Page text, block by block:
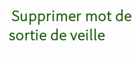
Supprimer mot de
sortie de veille